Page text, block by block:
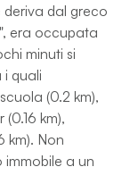
deriva dal greco
era occupata
minuti si
i quali
(0.2 km),
km),
km). Non
a un